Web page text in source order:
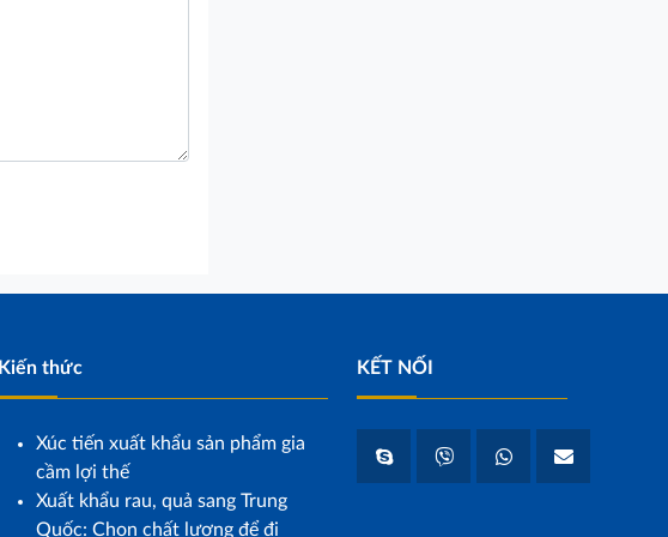
Kiến thức
Xúc tiến xuất khẩu sản phẩm gia
cầm lợi thế
Xuất khẩu rau, quả sang Trung
Quốc: Chọn chất lượng để đi
KẾT NỐI